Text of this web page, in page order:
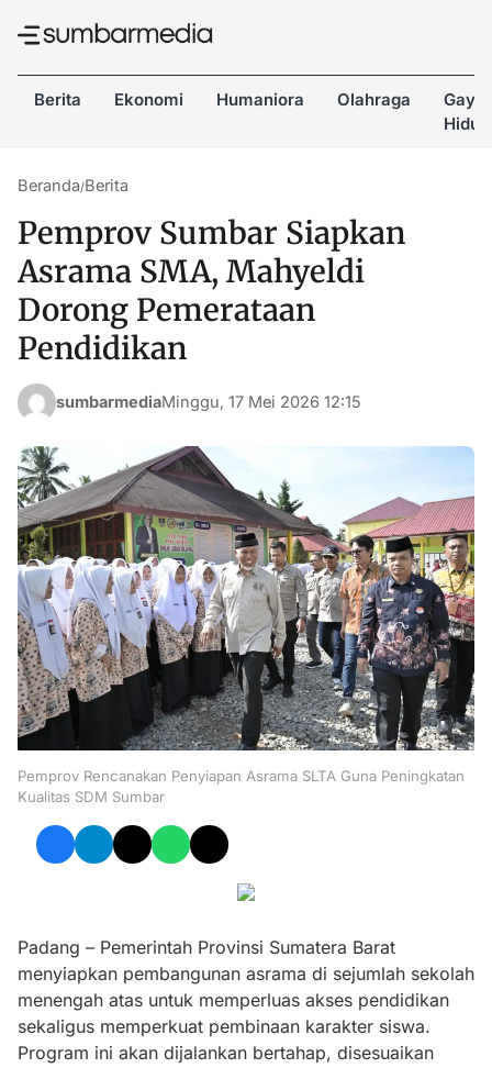
Berita Ekonomi Humaniora Olahraga
Gaya
Hidup
Beranda/Berita
Pemprov Sumbar Siapkan
Asrama SMA, Mahyeldi
Dorong Pemerataan
Pendidikan
sumbarmediaMinggu, 17 Mei 2026 12:15
Pemprov Rencanakan Penyiapan Asrama SLTA Guna Peningkatan
Kualitas SDM Sumbar
Padang – Pemerintah Provinsi Sumatera Barat
menyiapkan pembangunan asrama di sejumlah sekolah
menengah atas untuk memperluas akses pendidikan
sekaligus memperkuat pembinaan karakter siswa.
Program ini akan dijalankan bertahap, disesuaikan